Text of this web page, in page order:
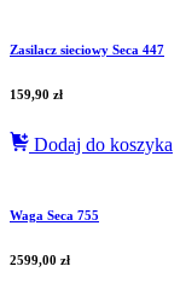
Zasilacz sieciowy Seca 447
159,90 zł
Dodaj do koszyka
Waga Seca 755
2599,00 zł